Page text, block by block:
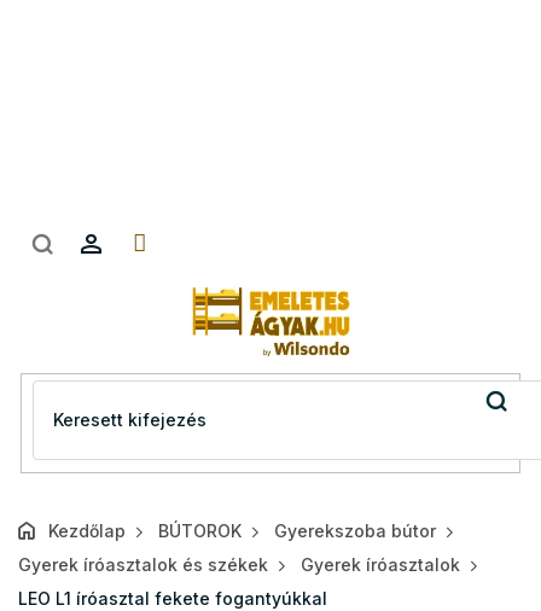
Kezdőlap BÚTOROK
Gyerekszoba bútor
Gyerek íróasztalok és székek
Gyerek íróasztalok
LEO L1 íróasztal fekete fogantyúkkal